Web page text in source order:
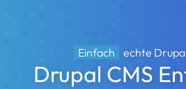
Einfach echte
Drupal CMS